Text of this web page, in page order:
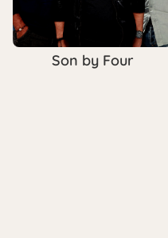
Son by Four